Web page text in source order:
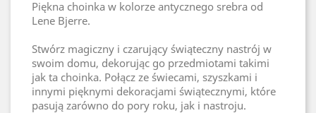
Piękna choinka w kolorze antycznego srebra od
Lene Bjerre.
Stwórz magiczny i czarujący świąteczny nastrój w
swoim domu, dekorując go przedmiotami takimi
jak ta choinka. Połącz ze świecami, szyszkami i
innymi pięknymi dekoracjami świątecznymi, które
pasują zarówno do pory roku, jak i nastroju.